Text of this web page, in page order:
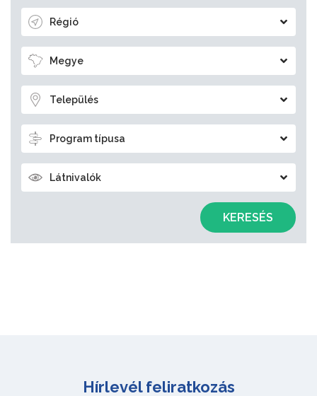
Régió
Megye
Település
Program típusa
Látnivalók
KERESÉS
Hírlevél feliratkozás